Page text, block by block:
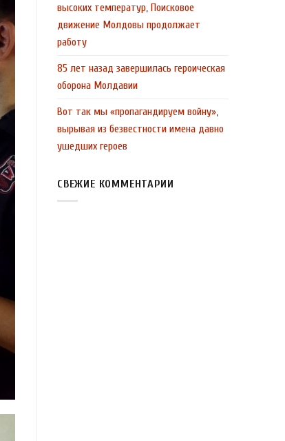
высоких температур, Поисковое
движение Молдовы продолжает
работу
85 лет назад завершилась героическая
оборона Молдавии
Вот так мы «пропагандируем войну»,
вырывая из безвестности имена давно
ушедших героев
СВЕЖИЕ КОММЕНТАРИИ